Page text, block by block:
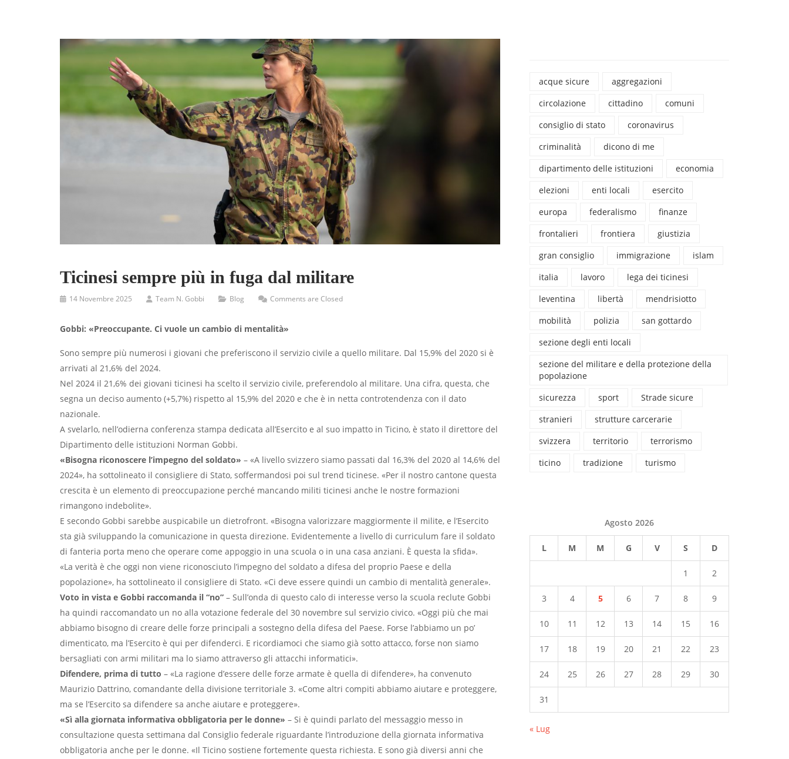
Ticinesi sempre più in fuga dal militare
14 Novembre 2025 Team N. Gobbi Blog Comments are Closed
Gobbi: «Preoccupante. Ci vuole un cambio di mentalità»
Sono sempre più numerosi i giovani che preferiscono il servizio civile a quello militare. Dal 15,9% del 2020 si è
arrivati al 21,6% del 2024.
Nel 2024 il 21,6% dei giovani ticinesi ha scelto il servizio civile, preferendolo al militare. Una cifra, questa, che
segna un deciso aumento (+5,7%) rispetto al 15,9% del 2020 e che è in netta controtendenza con il dato
nazionale.
A svelarlo, nell’odierna conferenza stampa dedicata all’Esercito e al suo impatto in Ticino, è stato il direttore del
Dipartimento delle istituzioni Norman Gobbi.
«Bisogna riconoscere l’impegno del soldato» – «A livello svizzero siamo passati dal 16,3% del 2020 al 14,6% del
2024», ha sottolineato il consigliere di Stato, soffermandosi poi sul trend ticinese. «Per il nostro cantone questa
crescita è un elemento di preoccupazione perché mancando militi ticinesi anche le nostre formazioni
rimangono indebolite».
E secondo Gobbi sarebbe auspicabile un dietrofront. «Bisogna valorizzare maggiormente il milite, e l’Esercito
sta già sviluppando la comunicazione in questa direzione. Evidentemente a livello di curriculum fare il soldato
di fanteria porta meno che operare come appoggio in una scuola o in una casa anziani. È questa la sfida».
«La verità è che oggi non viene riconosciuto l’impegno del soldato a difesa del proprio Paese e della
popolazione», ha sottolineato il consigliere di Stato. «Ci deve essere quindi un cambio di mentalità generale».
Voto in vista e Gobbi raccomanda il “no” – Sull’onda di questo calo di interesse verso la scuola reclute Gobbi
ha quindi raccomandato un no alla votazione federale del 30 novembre sul servizio civico. «Oggi più che mai
abbiamo bisogno di creare delle forze principali a sostegno della difesa del Paese. Forse l’abbiamo un po’
dimenticato, ma l’Esercito è qui per difenderci. E ricordiamoci che siamo già sotto attacco, forse non siamo
bersagliati con armi militari ma lo siamo attraverso gli attacchi informatici».
Difendere, prima di tutto – «La ragione d’essere delle forze armate è quella di difendere», ha convenuto
Maurizio Dattrino, comandante della divisione territoriale 3. «Come altri compiti abbiamo aiutare e proteggere,
ma se l’Esercito sa difendere sa anche aiutare e proteggere».
«Sì alla giornata informativa obbligatoria per le donne» – Si è quindi parlato del messaggio messo in
consultazione questa settimana dal Consiglio federale riguardante l’introduzione della giornata informativa
obbligatoria anche per le donne. «Il Ticino sostiene fortemente questa richiesta. E sono già diversi anni che
acque sicure
aggregazioni
circolazione
cittadino
comuni
consiglio di stato
coronavirus
criminalità
dicono di me
dipartimento delle istituzioni
economia
elezioni
enti locali
esercito
europa
federalismo
finanze
frontalieri
frontiera
giustizia
gran consiglio
immigrazione
islam
italia
lavoro
lega dei ticinesi
leventina
libertà
mendrisiotto
mobilità
polizia
san gottardo
sezione degli enti locali
sezione del militare e della protezione della
popolazione
sicurezza
sport
Strade sicure
stranieri
strutture carcerarie
svizzera
territorio
terrorismo
ticino
tradizione turismo
Agosto 2026
L M M G V S D
1 2
3 4 5 6 7 8 9
10 11 12 13 14 15 16
17 18 19 20 21 22 23
24 25 26 27 28 29 30
31
« Lug